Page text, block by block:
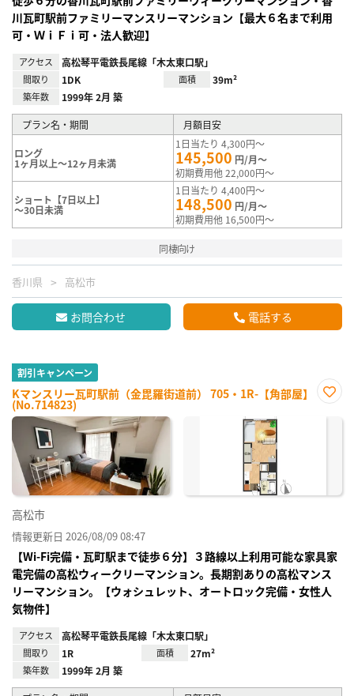
川瓦町駅前ファミリーマンスリーマンション【最大６名まで利用
可・ＷｉＦｉ可・法人歓迎】
アクセス 高松琴平電鉄長尾線「木太東口駅」
間取り 1DK 面積 39m²
築年数 1999年 2月 築
プラン名・期間 月額目安
ロング
1ヶ月以上～12ヶ月未満
1日当たり 4,300円～
145,500 円/月～
初期費用他 22,000円～
ショート【7日以上】
～30日未満
1日当たり 4,400円～
148,500 円/月～
初期費用他 16,500円～
同棲向け
香川県 高松市
お問合わせ 電話する
割引キャンペーン
Kマンスリー瓦町駅前（金毘羅街道前） 705・1R-【角部屋】
(No.714823)
に入
高松市
情報更新日 2026/08/09 08:47
【Wi-Fi完備・瓦町駅まで徒歩６分】３路線以上利用可能な家具家
電完備の高松ウィークリーマンション。長期割ありの高松マンス
リーマンション。【ウォシュレット、オートロック完備・女性人
気物件】
アクセス 高松琴平電鉄長尾線「木太東口駅」
間取り 1R 面積 27m²
築年数 1999年 2月 築